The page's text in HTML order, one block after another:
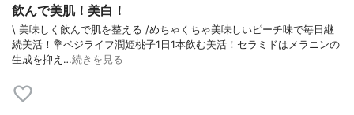
飲んで美肌！美白！
\ 美味しく飲んで肌を整える /⁡⁡めちゃくちゃ美味しいピーチ味で毎日継
続美活！⁡⁡💐ベジライフ潤姫桃子⁡⁡⁡1日1本飲む美活！⁡セラミドはメラニンの
生成を抑え…続きを見る